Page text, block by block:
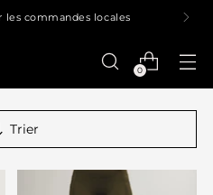
les commandes locales
0
Trier